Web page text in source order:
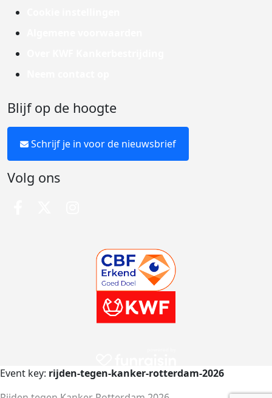
Blijf op de hoogte
Schrijf je in voor de nieuwsbrief
Volg ons
Event key: rijden-tegen-kanker-rotterdam-2026